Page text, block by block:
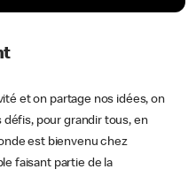
et on partage nos idées, on
pour grandir tous, en
est bienvenu chez
faisant partie de la